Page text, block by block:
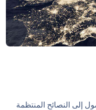
إلى النصائح المنتظمة